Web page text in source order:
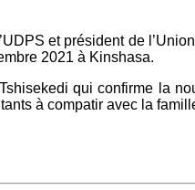
et président de
2021 à Kinshasa.
qui confirme la
à compatir avec la